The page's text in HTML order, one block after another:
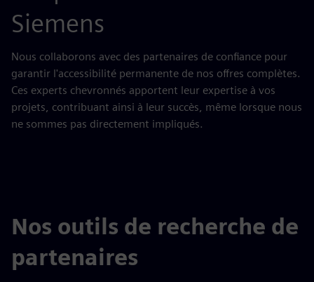
Siemens
Nous collaborons avec des partenaires de confiance pour
garantir l'accessibilité permanente de nos offres complètes.
Ces experts chevronnés apportent leur expertise à vos
projets, contribuant ainsi à leur succès, même lorsque nous
ne sommes pas directement impliqués.
Nos outils de recherche de
partenaires